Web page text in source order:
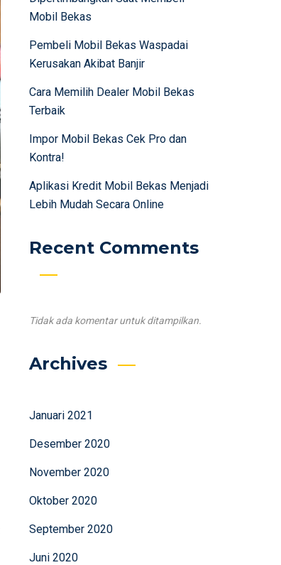
Mobil Bekas
Pembeli Mobil Bekas Waspadai
Kerusakan Akibat Banjir
Cara Memilih Dealer Mobil Bekas
Terbaik
Impor Mobil Bekas Cek Pro dan
Kontra!
Aplikasi Kredit Mobil Bekas Menjadi
Lebih Mudah Secara Online
Recent Comments
Tidak ada komentar untuk ditampilkan.
Archives
Januari 2021
Desember 2020
November 2020
Oktober 2020
September 2020
Juni 2020